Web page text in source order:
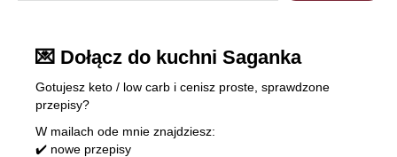
💌 Dołącz do kuchni Saganka
Gotujesz keto / low carb i cenisz proste, sprawdzone
przepisy?
W mailach ode mnie znajdziesz:
✔️ nowe przepisy